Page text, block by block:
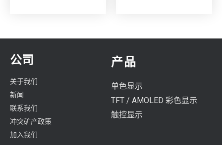
公司
关于我们
新闻
联系我们
冲突矿产政策
加入我们
产品
单色显示
TFT / AMOLED 彩色显示
触控显示